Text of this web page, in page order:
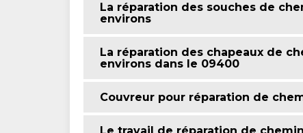
La réparation des souches de
environs
La réparation des chapeaux de
environs dans le 09400
Couvreur pour réparation de